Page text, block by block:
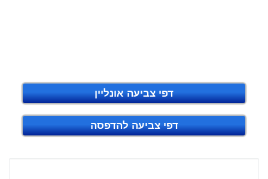
דפי צביעה אונליין
דפי צביעה להדפסה